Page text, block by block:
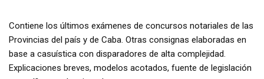
Contiene los últimos exámenes de concursos notariales de las
Provincias del país y de Caba. Otras consignas elaboradas en
base a casuística con disparadores de alta complejidad.
Explicaciones breves, modelos acotados, fuente de legislación